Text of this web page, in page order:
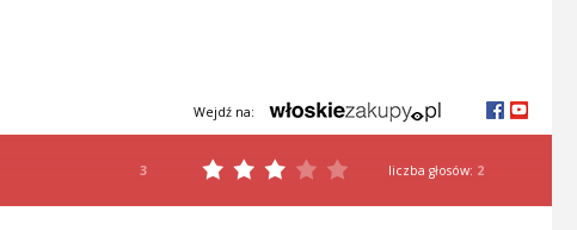
Wejdź na:
3 liczba głosów: 2